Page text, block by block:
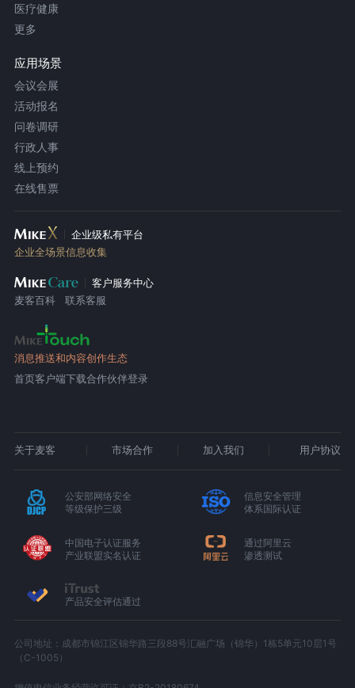
医疗健康
更多
应用场景
会议会展
活动报名
问卷调研
行政人事
线上预约
在线售票
企业级私有平台
企业全场景信息收集
客户服务中心
麦客百科
联系客服
消息推送和内容创作生态
首页客户端下载合作伙伴登录
关于麦客 市场合作 加入我们 用户协议
公安部网络安全
等级保护三级
信息安全管理
体系国际认证
中国电子认证服务
产业联盟实名认证
通过阿里云
渗透测试
产品安全评估通过
公司地址：成都市锦江区锦华路三段88号汇融广场（锦华）1栋5单元10层1号
（C-1005）